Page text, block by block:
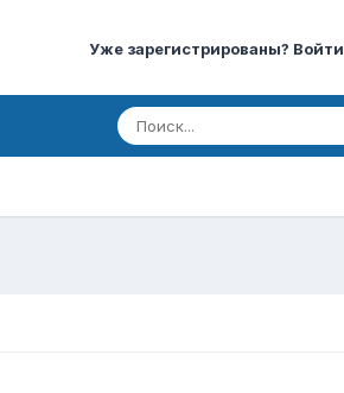
Уже зарегистрированы? Войти